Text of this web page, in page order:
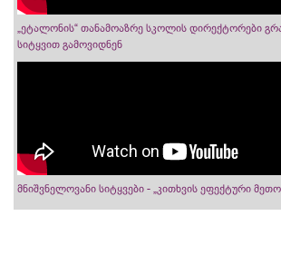
„ეტალონის“ თანამოაზრე სკოლის დირექტორები
სიტყვით გამოვიდნენ
მნიშვნელოვანი სიტყვები - „კითხვის ეფექტური